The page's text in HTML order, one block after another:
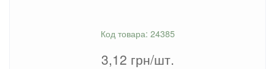
Код товара: 24385
3,12 грн/шт.